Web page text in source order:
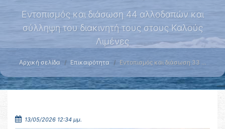
Εντοπισμός και διάσωση 44 αλλοδαπών και
σύλληψη του διακινητή τους στους Καλούς
Λιμένες
Αρχική σελίδα Επικαιρότητα Εντοπισμός και διάσωση 33 …
13/05/2026 12:34 μμ.